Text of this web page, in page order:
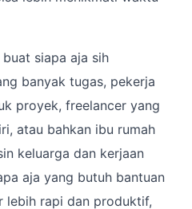
siapa aja sih
banyak tugas, pekerja
proyek, freelancer yang
atau bahkan ibu rumah
keluarga dan kerjaan
aja yang butuh bantuan
lebih rapi dan produktif,